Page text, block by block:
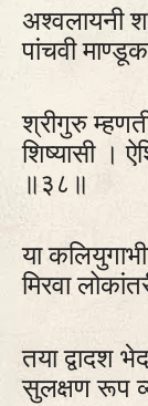
अश्वलायनी
पांचवी
श्रीगुरु
शिष्यासी ।
॥३८॥
या
मिरवा
तया द्वादश
सुलक्षण रूप